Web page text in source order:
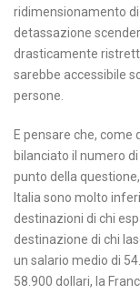
ridimensionamento
detassazione
drasticamente
sarebbe accessibile
persone.
E pensare che,
bilanciato il numero
punto della
Italia sono molto
destinazioni di chi
destinazione di chi
un salario medio di
58.900 dollari, la